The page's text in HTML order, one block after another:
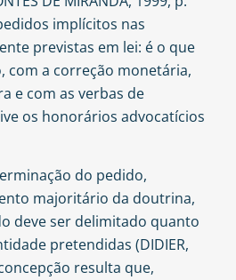
implícitos nas
previstas em lei: é o que
com a correção monetária,
e com as verbas de
os honorários advocatícios
do pedido,
majoritário da doutrina,
deve ser delimitado quanto
pretendidas (DIDIER,
resulta que,